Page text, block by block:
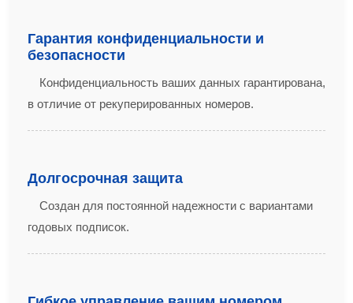
Гарантия конфиденциальности и
безопасности
Конфиденциальность ваших данных гарантирована,
в отличие от рекуперированных номеров.
Долгосрочная защита
Создан для постоянной надежности с вариантами
годовых подписок.